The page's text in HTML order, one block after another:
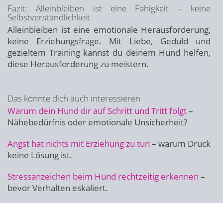
Fazit: Alleinbleiben ist eine Fähigkeit – keine
Selbstverständlichkeit
Alleinbleiben ist eine emotionale Herausforderung,
keine Erziehungsfrage. Mit Liebe, Geduld und
gezieltem Training kannst du deinem Hund helfen,
diese Herausforderung zu meistern.
Das könnte dich auch interessieren
Warum dein Hund dir auf Schritt und Tritt folgt–
Nähebedürfnis oder emotionale Unsicherheit?
Angst hat nichts mit Erziehung zu tun – warum Druck
keine Lösung ist.
Stressanzeichen beim Hund rechtzeitig erkennen –
bevor Verhalten eskaliert.